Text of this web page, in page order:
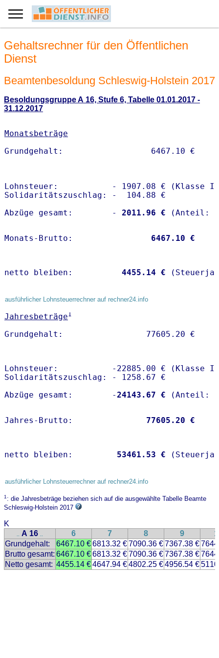
Gehaltsrechner für den Öffentlichen
Dienst
Beamtenbesoldung Schleswig-Holstein 2017
Besoldungsgruppe A 16, Stufe 6, Tabelle 01.01.2017 -
31.12.2017
Monatsbeträge
Lohnsteuer:           - 1907.08 € (Klasse I)
Solidaritätszuschlag: -  104.88 €
Abzüge gesamt:        -
2011.96 €
Monats-Brutto: 6467.10 €
netto bleiben: 4455.14 €
ausführlicher Lohnsteuerrechner auf rechner24.info
Jahresbeträge1
Lohnsteuer:           -22885.00 € (Klasse I)
Solidaritätszuschlag: - 1258.67 €
Abzüge gesamt:        -24143.67 €
Jahres-Brutto: 77605.20 €
netto bleiben: 53461.53 €
ausführlicher Lohnsteuerrechner auf rechner24.info
1: die Jahresbeträge beziehen sich auf die ausgewählte Tabelle Beamte
Schleswig-Holstein 2017
K
.. A 16 .. 6 7 8 9
Grundgehalt:
6467.10 €6813.32 €7090.36 €7367.38 €
Brutto gesamt: 6467.10 €6813.32 €7090.36 €7367.38 €
Netto gesamt: 4455.14 €4647.94 €4802.25 €4956.54 €